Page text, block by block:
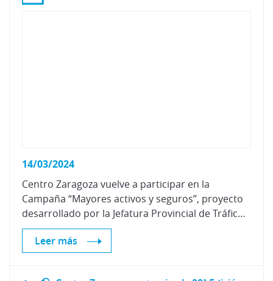
14/03/2024
Centro Zaragoza vuelve a participar en la
Campaña “Mayores activos y seguros”, proyecto
desarrollado por la Jefatura Provincial de Tráfico de Zaragoza
Leer más